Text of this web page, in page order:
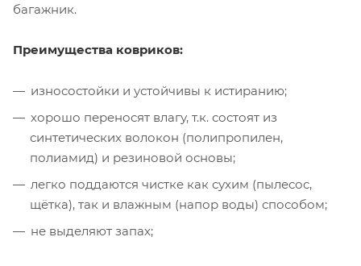
багажник.
Преимущества ковриков:
износостойки и устойчивы к истиранию;
хорошо переносят влагу, т.к. состоят из
синтетических волокон (полипропилен,
полиамид) и резиновой основы;
легко поддаются чистке как сухим (пылесос,
щётка), так и влажным (напор воды) способом;
не выделяют запах;